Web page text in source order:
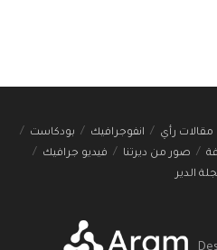
مقالات رأي انفوجرافيك
بودكاست
صور من ديرتنا
فيديو جرافيك
الدير